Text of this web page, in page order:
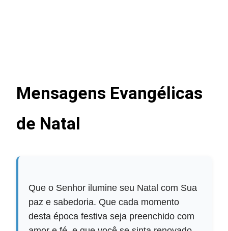
Mensagens Evangélicas
de Natal
Que o Senhor ilumine seu Natal com Sua
paz e sabedoria. Que cada momento
desta época festiva seja preenchido com